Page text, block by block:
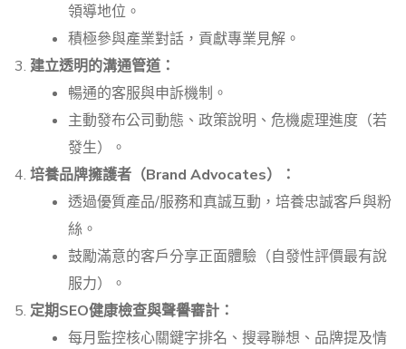
領導地位。
積極參與產業對話，貢獻專業見解。
建立透明的溝通管道：
暢通的客服與申訴機制。
主動發布公司動態、政策說明、危機處理進度（若
發生）。
培養品牌擁護者（Brand Advocates）：
透過優質產品/服務和真誠互動，培養忠誠客戶與粉
絲。
鼓勵滿意的客戶分享正面體驗（自發性評價最有說
服力）。
定期SEO健康檢查與聲譽審計：
每月監控核心關鍵字排名、搜尋聯想、品牌提及情